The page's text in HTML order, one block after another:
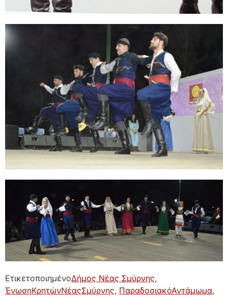
ΕτικετοποιημένοΔήμος Νέας Σμύρνης,
ΈνωσηΚρητώνΝέαςΣμύρνης, ΠαραδοσιακόΑντάμωμα,